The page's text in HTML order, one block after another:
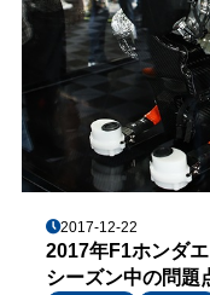
2017-12-22
2017年F1ホンダ
シーズン中の問題